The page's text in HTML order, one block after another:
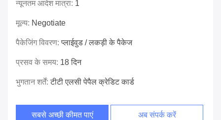
न्यूनतम आदेश मात्रा: 1
मूल्य: Negotiate
पैकेजिंग विवरण:प्लाईवुड / लकड़ी के पैकेज
प्रसव के समय: 18 दिन
भुगतान शर्तें:टीटी एलसी पेपैल क्रेडिट कार्ड
सबसे अच्छी कीमत पाएं अब संपर्क करें